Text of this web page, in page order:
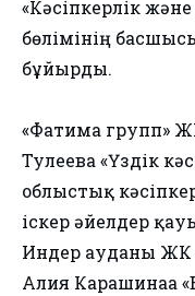
«Кәсіпкерлік
бөлімінің
бұйырды.
«Фатима групп»
Тулеева «Үздік
облыстық
іскер әйелдер
Индер ауданы ЖК
Алия Карашинаға